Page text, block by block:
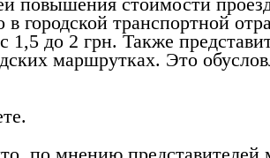
городской транспортной
до 2 грн. Также
маршрутках. Это